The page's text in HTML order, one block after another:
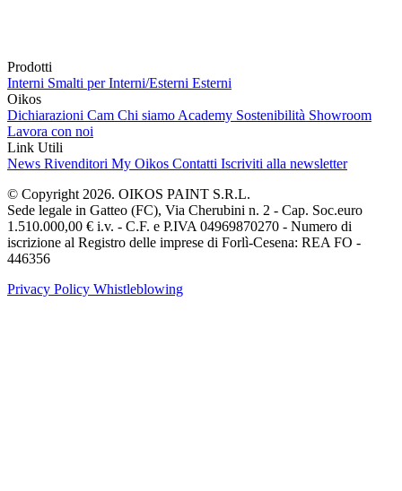
Prodotti
Interni Smalti per Interni/Esterni Esterni
Oikos
Dichiarazioni Cam Chi siamo Academy Sostenibilità Showroom
Lavora con noi
Link Utili
News Rivenditori My Oikos Contatti Iscriviti alla newsletter
© Copyright 2026. OIKOS PAINT S.R.L.
Sede legale in Gatteo (FC), Via Cherubini n. 2 - Cap. Soc.euro
1.510.000,00 € i.v. - C.F. e P.IVA 04969870270 - Numero di
iscrizione al Registro delle imprese di Forlì-Cesena: REA FO -
446356
Privacy Policy Whistleblowing